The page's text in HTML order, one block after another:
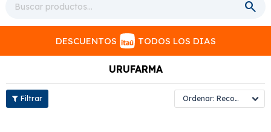
DESCUENTOS TODOS LOS DIAS
URUFARMA
Recomendados